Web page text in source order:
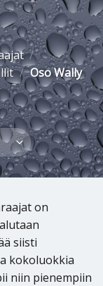
/
/ Oso Wally
on
siisti
kokoluokkia
niin pienempiin